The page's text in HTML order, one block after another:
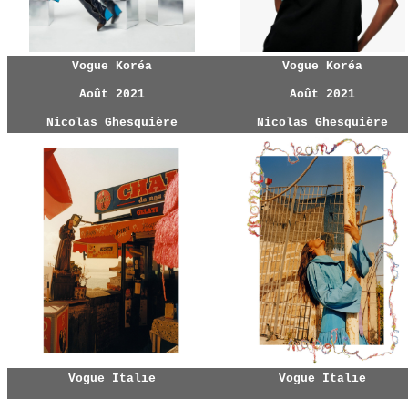
Vogue Koréa
Août 2021
Nicolas Ghesquière
Vogue Koréa
Août 2021
Nicolas Ghesquière
Vogue Italie Vogue Italie